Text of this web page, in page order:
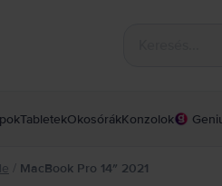
TabletekOkosórákKonzolok
/ MacBook Pro 14″ 2021